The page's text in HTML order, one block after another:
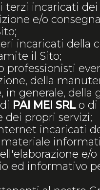
terzi incaricati
e/o
incaricati della
il Sito;
professionisti
della
in generale, della
PAI MEI SRLo di
dei propri servizi;
incaricati
e/
ed informativo